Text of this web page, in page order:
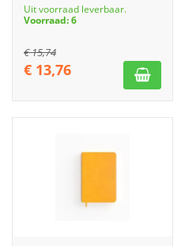
Uit voorraad leverbaar.
Voorraad: 6
€15,74
€ 13,76